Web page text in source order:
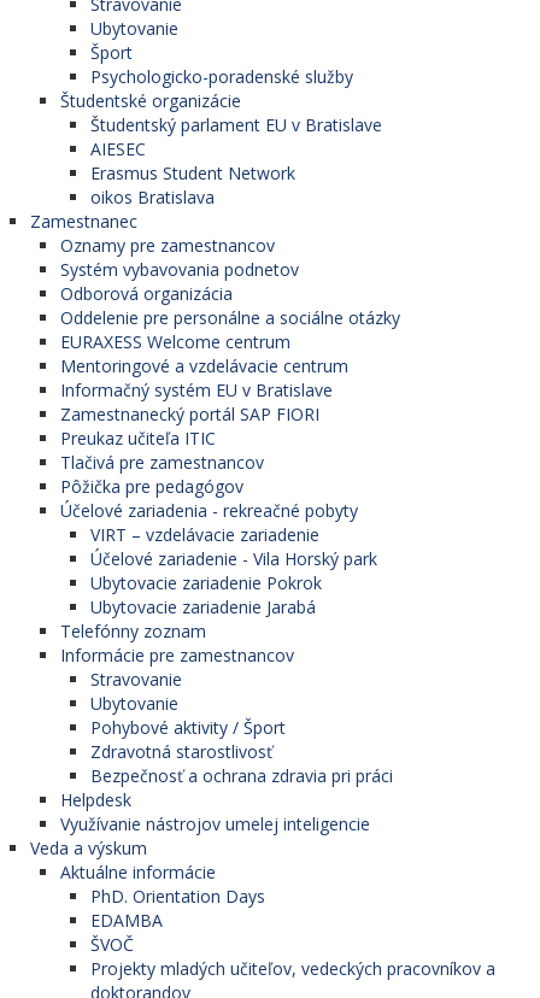
Ubytovanie
Šport
Psychologicko-poradenské služby
Študentské organizácie
Študentský parlament EU v Bratislave
AIESEC
Erasmus Student Network
oikos Bratislava
Zamestnanec
Oznamy pre zamestnancov
Systém vybavovania podnetov
Odborová organizácia
Oddelenie pre personálne a sociálne otázky
EURAXESS Welcome centrum
Mentoringové a vzdelávacie centrum
Informačný systém EU v Bratislave
Zamestnanecký portál SAP FIORI
Preukaz učiteľa ITIC
Tlačivá pre zamestnancov
Pôžička pre pedagógov
Účelové zariadenia - rekreačné pobyty
VIRT – vzdelávacie zariadenie
Účelové zariadenie - Vila Horský park
Ubytovacie zariadenie Pokrok
Ubytovacie zariadenie Jarabá
Telefónny zoznam
Informácie pre zamestnancov
Stravovanie
Ubytovanie
Pohybové aktivity / Šport
Zdravotná starostlivosť
Bezpečnosť a ochrana zdravia pri práci
Helpdesk
Využívanie nástrojov umelej inteligencie
Veda a výskum
Aktuálne informácie
PhD. Orientation Days
EDAMBA
ŠVOČ
Projekty mladých učiteľov, vedeckých pracovníkov a
doktorandov